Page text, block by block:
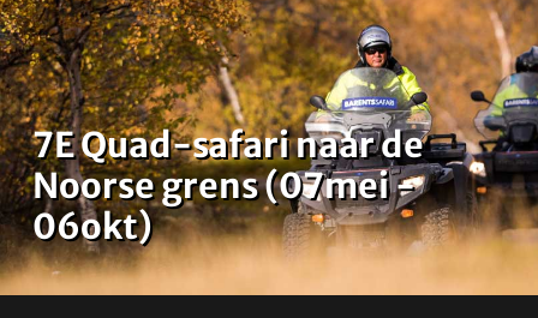
7E Quad-safari naar de
Noorse grens (07mei -
06okt)